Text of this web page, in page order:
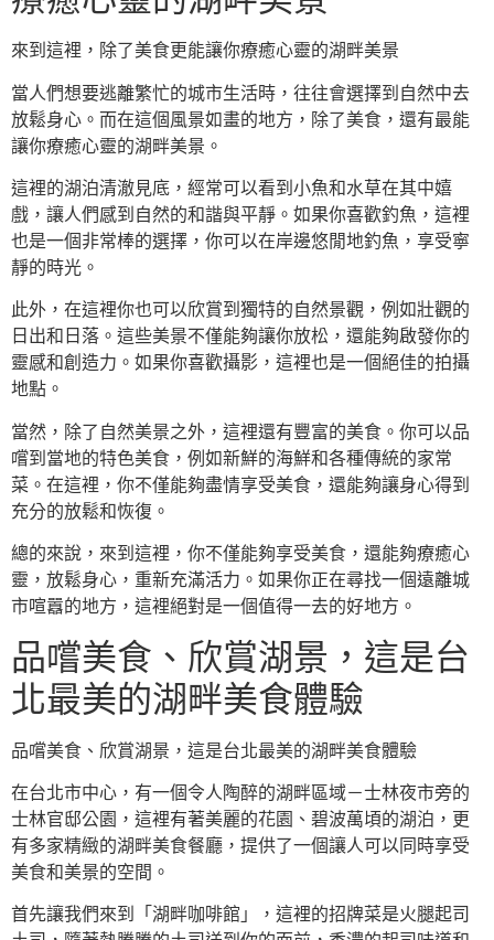
來到這裡，除了美食更能讓你療癒心靈的湖畔美景
當人們想要逃離繁忙的城市生活時，往往會選擇到自然中去
放鬆身心。而在這個風景如畫的地方，除了美食，還有最能
讓你療癒心靈的湖畔美景。
這裡的湖泊清澈見底，經常可以看到小魚和水草在其中嬉
戲，讓人們感到自然的和諧與平靜。如果你喜歡釣魚，這裡
也是一個非常棒的選擇，你可以在岸邊悠閒地釣魚，享受寧
靜的時光。
此外，在這裡你也可以欣賞到獨特的自然景觀，例如壯觀的
日出和日落。這些美景不僅能夠讓你放松，還能夠啟發你的
靈感和創造力。如果你喜歡攝影，這裡也是一個絕佳的拍攝
地點。
當然，除了自然美景之外，這裡還有豐富的美食。你可以品
嚐到當地的特色美食，例如新鮮的海鮮和各種傳統的家常
菜。在這裡，你不僅能夠盡情享受美食，還能夠讓身心得到
充分的放鬆和恢復。
總的來說，來到這裡，你不僅能夠享受美食，還能夠療癒心
靈，放鬆身心，重新充滿活力。如果你正在尋找一個遠離城
市喧囂的地方，這裡絕對是一個值得一去的好地方。
品嚐美食、欣賞湖景，這是台
北最美的湖畔美食體驗
品嚐美食、欣賞湖景，這是台北最美的湖畔美食體驗
在台北市中心，有一個令人陶醉的湖畔區域－士林夜市旁的
士林官邸公園，這裡有著美麗的花園、碧波萬頃的湖泊，更
有多家精緻的湖畔美食餐廳，提供了一個讓人可以同時享受
美食和美景的空間。
首先讓我們來到「湖畔咖啡館」，這裡的招牌菜是火腿起司